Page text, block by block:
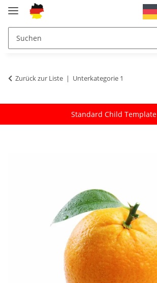
Zurück zur Liste Unterkategorie 1
Standard Child Template